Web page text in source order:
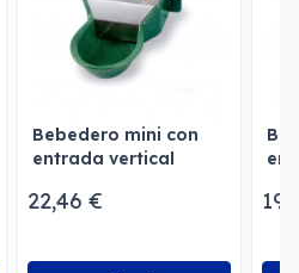
Bebedero mini con
entrada vertical
22,46 €